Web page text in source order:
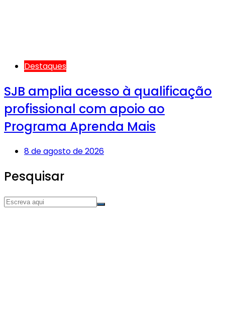
Destaques
SJB amplia acesso à qualificação
profissional com apoio ao
Programa Aprenda Mais
8 de agosto de 2026
Pesquisar